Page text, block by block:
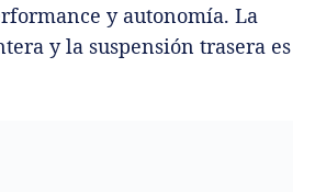
y autonomía. La
y la suspensión trasera es